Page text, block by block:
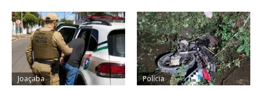
Joaçaba Polícia